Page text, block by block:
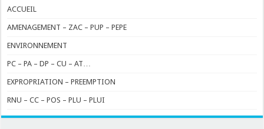
ACCUEIL
AMENAGEMENT – ZAC – PUP – PEPE
ENVIRONNEMENT
PC – PA – DP – CU – AT…
EXPROPRIATION – PREEMPTION
RNU – CC – POS – PLU – PLUI